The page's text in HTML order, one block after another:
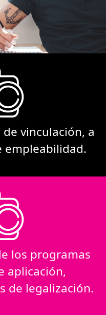
vinculación, a
empleabilidad.
los programas
aplicación,
de legalización.